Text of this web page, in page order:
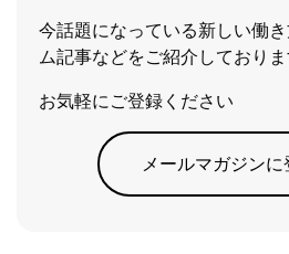
今話題になっている新しい働
ム記事などをご紹介しておりま
お気軽にご登録ください
メールマガジンに